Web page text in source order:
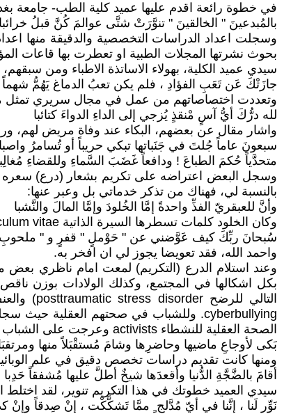
في خطوة رائعة اقدم عليها عميد كلية الطب- جامعة
بالمُبدعينَ " الخالقينَ " تنوَّرَتْ شتَّى عوالمَ كُنَّ قبلُ خرائبا
وسجلت اعداد الدراسات التخصصية والدقيقة منها
بحوث نشرتها المجلات الطبية او تعطرت بها قاعات
سيدي عميد الكلية، بهولاء الاساتذة الاطباء ومن
جازَتْكَ عَن تَعَبِ الفؤادِ ، فلم يكن تعبُ الدماغ يَهُمُّ شهماً
وتعددت اختصاصاتهم من عمل في مجال سريري تمثل
لله درُّكَ أيُّ آسٍ مْنقذٍ يُزجي إلى الداءِ الدواءَ كتائبا
واشار مقال عن بعضهم، البكاء عند وفاة مريض لهم،
سبعونَ عاماً جُلتَ في جَنَباتها تبكي حريباً أو تُسامرُ واصبا
متحدَّياً حُكمَ الطباعَ ! ودافعاً غَضَبَ السَّماءِ وللقضاءِ
بالنسبة لي، فهناك من تذكر خدماتي بل وعبر عنها:
وأنَّ للعبقريّ الفذِّ واحدةً إمَّا الخُلودَ وإمَّا المالَ والنَّشبا
وكان الخلود كلمات تسطرها السيرة الذاتية curriculum vitae من البحوث عناوينها والمجلات التي نشرتها وسنوات النشر، وتعقبها والاقتباس منها citation.
سُبحانَ ربِّكَ كيف عَوَّضني عن " حَوْملٍ " قفرٍ و "
واحمد الله، فقد تعويضا يجوز لي ان افخر به.
وعند استلام الدرع (التكريم) لمعت امام ناظري بعض
الصحة العقلية للنشطاء activists وعرجت على الشباب في المناطق العشائرية tribal areas وكانت النتائج ارقاما متدنية تعكس واقعا ومستقبلا سيئا
بَكى لأوجاعِ ماضيها وحاضرِها وشامَ مُستقْبَلاً منها
ومنها كانت تقديم دراسات تخصص دقيق في علم
أقامَ بالضَّجَّةِ الدُّنيا وأقعدَها شيخٌ أطلَّ عليها مُشفقاً حَدِبا
سيدي العميد خطوتك في هذا التكريم تنوير، لقد
نَوِّر لَنا ، إنَّنا في أيّ مُدَّلج ٍ ممَّا تَشكَّكْت ، إنْ صِدقاً وإنْ